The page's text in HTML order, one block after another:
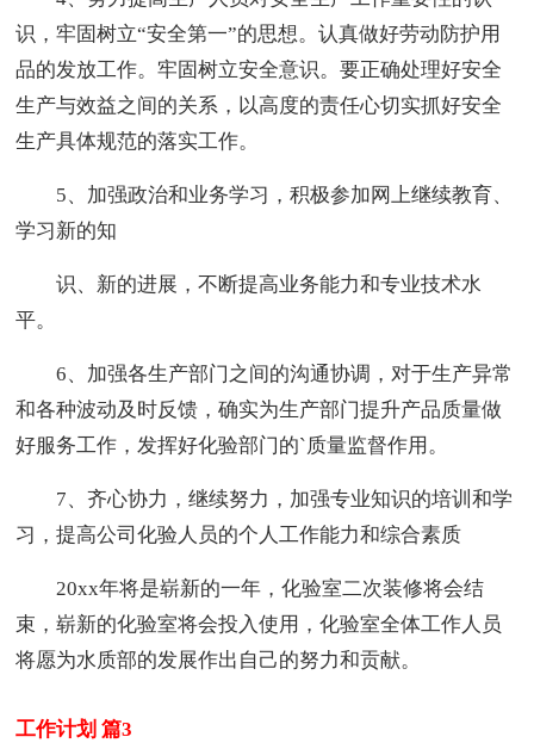
识，牢固树立“安全第一”的思想。认真做好劳动防护用
品的发放工作。牢固树立安全意识。要正确处理好安全
生产与效益之间的关系，以高度的责任心切实抓好安全
生产具体规范的落实工作。
5、加强政治和业务学习，积极参加网上继续教育、
学习新的知
识、新的进展，不断提高业务能力和专业技术水
平。
6、加强各生产部门之间的沟通协调，对于生产异常
和各种波动及时反馈，确实为生产部门提升产品质量做
好服务工作，发挥好化验部门的`质量监督作用。
7、齐心协力，继续努力，加强专业知识的培训和学
习，提高公司化验人员的个人工作能力和综合素质
20xx年将是崭新的一年，化验室二次装修将会结
束，崭新的化验室将会投入使用，化验室全体工作人员
将愿为水质部的发展作出自己的努力和贡献。
工作计划 篇3